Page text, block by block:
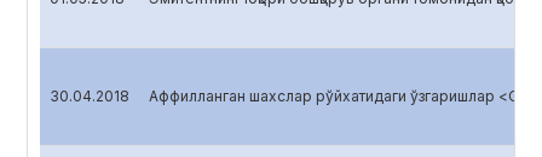
30.04.2018 Аффилланган шахслар рўйхатидаги ўзгаришлар